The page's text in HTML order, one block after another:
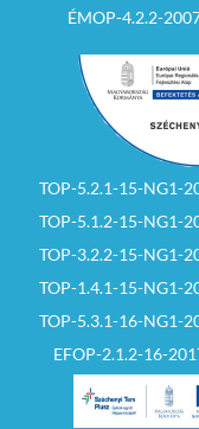
ÉMOP-4.2.2-
TOP-5.2.1-15-NG1-
TOP-5.1.2-15-NG1-
TOP-3.2.2-15-NG1-
TOP-1.4.1-15-NG1-
TOP-5.3.1-16-NG1-
EFOP-2.1.2-16-